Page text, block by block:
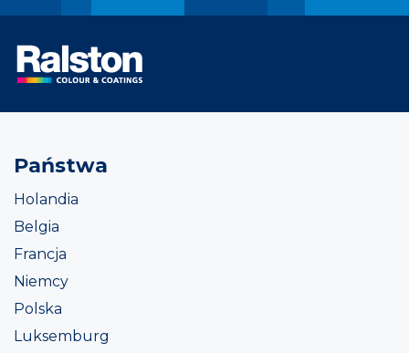
Państwa
Holandia
Belgia
Francja
Niemcy
Polska
Luksemburg